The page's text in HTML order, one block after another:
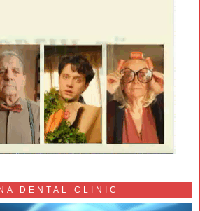
DENTAL CLINIC